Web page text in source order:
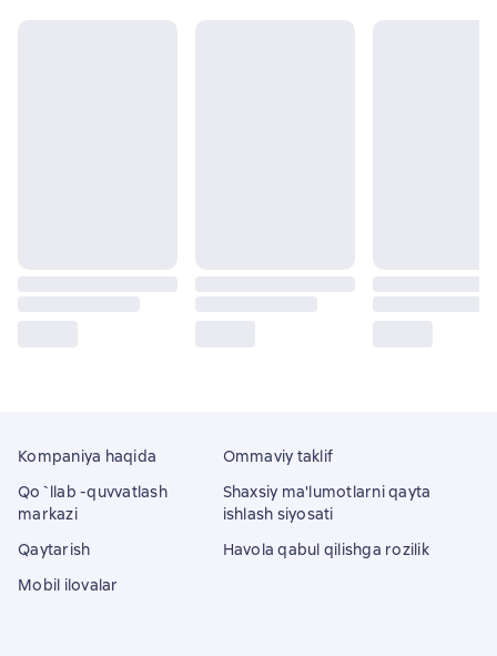
Kompaniya haqida
Qo`llab -quvvatlash
markazi
Qaytarish
Mobil ilovalar
Ommaviy taklif
Shaxsiy ma'lumotlarni qayta
ishlash siyosati
Havola qabul qilishga rozilik